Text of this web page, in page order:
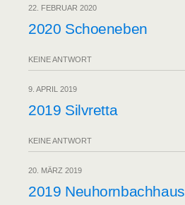
22. FEBRUAR 2020
2020 Schoeneben
KEINE ANTWORT
9. APRIL 2019
2019 Silvretta
KEINE ANTWORT
20. MÄRZ 2019
2019 Neuhornbachhaus